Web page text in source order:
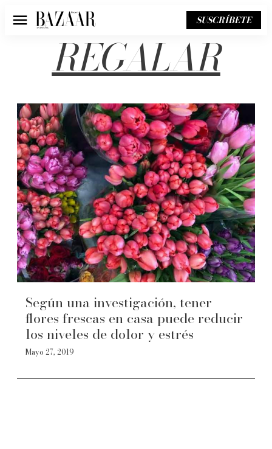
Menú SUSCRÍBETE
REGALAR
Según una investigación, tener
flores frescas en casa puede reducir
los niveles de dolor y estrés
Mayo 27, 2019